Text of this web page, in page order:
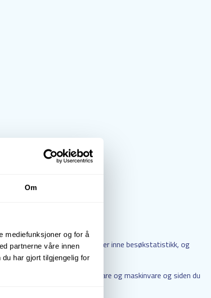
Om
mediefunksjoner og for å
partnerne våre innen
har gjort tilgjengelig for
på nettstedet og samler inne besøkstatistikk, og
opplysninger om programvare og maskinvare og siden du